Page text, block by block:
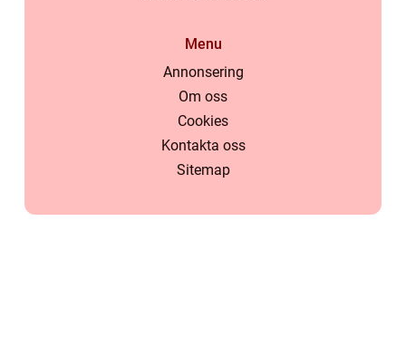
Menu
Annonsering
Om oss
Cookies
Kontakta oss
Sitemap